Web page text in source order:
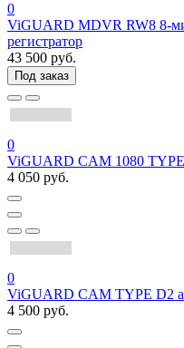
0
ViGUARD MDVR RW8 8-
регистратор
43 500 руб.
Под заказ
0
ViGUARD CAM 1080 TYPE
4 050 руб.
0
ViGUARD CAM TYPE D2
4 500 руб.